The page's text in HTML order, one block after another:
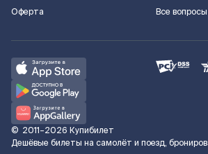
Оферта
Все
© 2011–2026 Купибилет
Дешёвые билеты на самолёт и поезд,